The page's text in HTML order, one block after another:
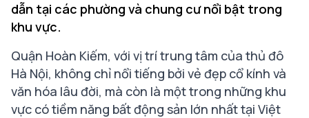
dẫn tại các phường và chung cư nổi bật trong
khu vực.
Quận Hoàn Kiếm, với vị trí trung tâm của thủ đô
Hà Nội, không chỉ nổi tiếng bởi vẻ đẹp cổ kính và
văn hóa lâu đời, mà còn là một trong những khu
vực có tiềm năng bất động sản lớn nhất tại Việt